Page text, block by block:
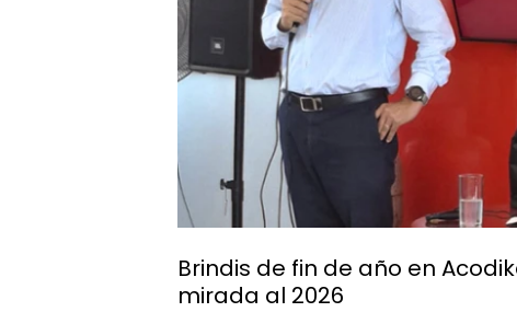
Brindis de fin de año en
mirada al 2026